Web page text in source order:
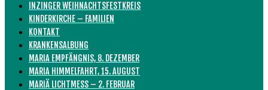
INZINGER WEIHNACHTSFESTKREIS
KINDERKIRCHE – FAMILIEN
KONTAKT
KRANKENSALBUNG
MARIA EMPFÄNGNIS, 8. DEZEMBER
MARIA HIMMELFAHRT, 15. AUGUST
MARIÄ LICHTMESS – 2. FEBRUAR